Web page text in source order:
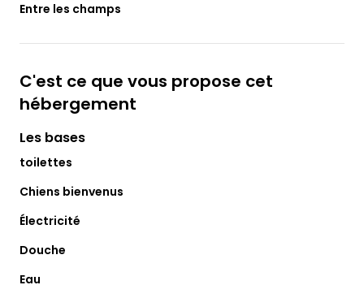
Entre les champs
C'est ce que vous propose cet
hébergement
Les bases
toilettes
Chiens bienvenus
Électricité
Douche
Eau